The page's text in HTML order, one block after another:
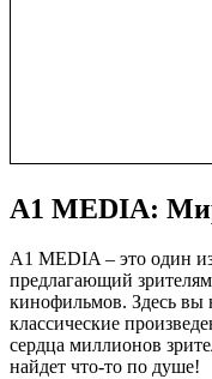
A1 MEDIA:
A1 MEDIA – это один
предлагающий
кинофильмов. Здесь вы
классические
сердца миллионов
найдет что-то по душе!